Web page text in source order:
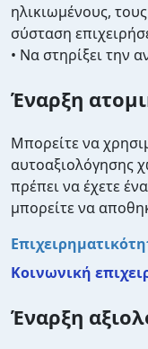
ηλικιωμένους,
σύσταση
• Να στηρίξει την
Έναρξη
Μπορείτε να
αυτοαξιολόγησης
πρέπει να έχετε
μπορείτε να
Κοινωνική
Έναρξη